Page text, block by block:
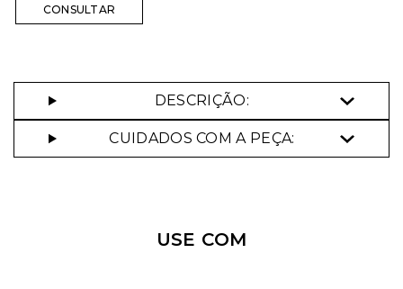
Selecione o tamanho que você deseja:
DESCRIÇÃO:
CUIDADOS COM A PEÇA:
USE COM